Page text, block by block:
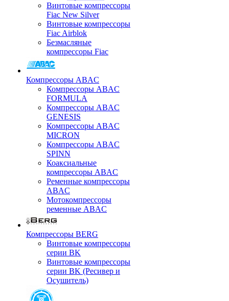
Винтовые компрессоры
Fiac New Silver
Винтовые компрессоры
Fiac Airblok
Безмасляные
компрессоры Fiac
Компрессоры ABAC
Компрессоры ABAC
FORMULA
Компрессоры ABAC
GENESIS
Компрессоры ABAC
MICRON
Компрессоры ABAC
SPINN
Коаксиальные
компрессоры ABAC
Ременные компрессоры
ABAC
Мотокомпрессоры
ременные ABAC
Компрессоры BERG
Винтовые компрессоры
серии BK
Винтовые компрессоры
серии BK (Ресивер и
Осушитель)